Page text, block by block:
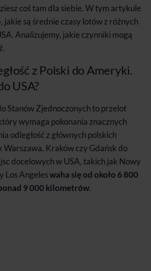
coś tam dla siebie. W tym artykule
jakie są średnie czasy lotów z różnych
Analizujemy, jakie czynniki mogą
z Polski do Ameryki.
USA?
Stanów Zjednoczonych to przelot
wymaga pokonania znacznych
odległość z głównych polskich
Warszawa, Kraków czy Gdańsk do
docelowych w USA, takich jak Nowy
Los Angeleswaha się od około 6 800
9 000 kilometrów.